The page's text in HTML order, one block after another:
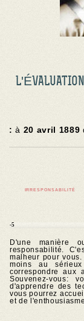
:à 20 avril 1889
IRRESPONSABILITÉ
-5
D'une manière
responsabilité.
malheur pour
moins au
correspondre aux
Souvenez-vous:
d'apprendre des
vous pourrez
et de